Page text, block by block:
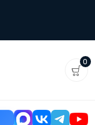
0